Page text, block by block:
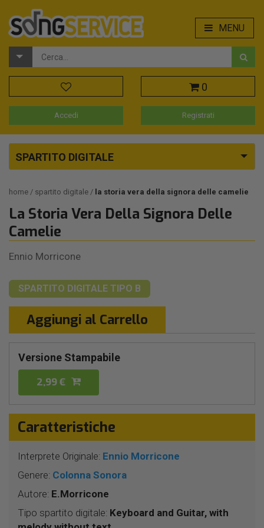
MENU
0
Accedi Registrati
SPARTITO DIGITALE
home spartito digitale la storia vera della signora delle camelie
La Storia Vera Della Signora Delle
Camelie
Ennio Morricone
SPARTITO DIGITALE TIPO B
Aggiungi al Carrello
Versione Stampabile
2,99 €
Caratteristiche
Interprete Originale: Ennio Morricone
Genere: Colonna Sonora
Autore: E.Morricone
Tipo spartito digitale: Keyboard and Guitar, with